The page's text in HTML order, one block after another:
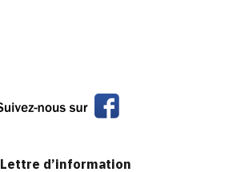
Lettre d’information